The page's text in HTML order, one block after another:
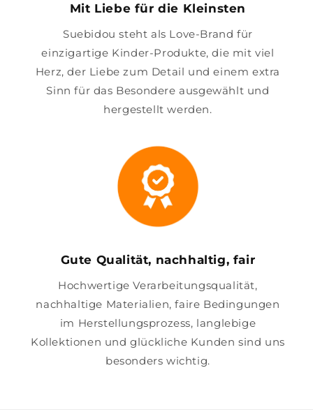
Mit Liebe für die Kleinsten
Suebidou steht als Love-Brand für
einzigartige Kinder-Produkte, die mit viel
Herz, der Liebe zum Detail und einem extra
Sinn für das Besondere ausgewählt und
hergestellt werden.
Gute Qualität, nachhaltig, fair
Hochwertige Verarbeitungsqualität,
nachhaltige Materialien, faire Bedingungen
im Herstellungsprozess, langlebige
Kollektionen und glückliche Kunden sind uns
besonders wichtig.